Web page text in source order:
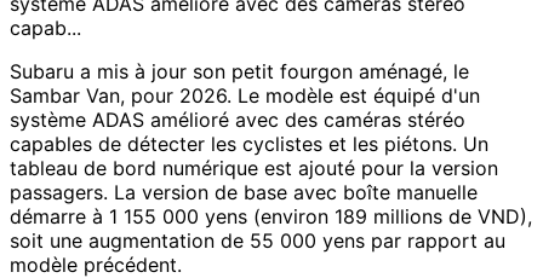
capab...
Subaru a mis à jour son petit fourgon aménagé, le
Sambar Van, pour 2026. Le modèle est équipé d'un
système ADAS amélioré avec des caméras stéréo
capables de détecter les cyclistes et les piétons. Un
tableau de bord numérique est ajouté pour la version
passagers. La version de base avec boîte manuelle
démarre à 1 155 000 yens (environ 189 millions de VND),
soit une augmentation de 55 000 yens par rapport au
modèle précédent.